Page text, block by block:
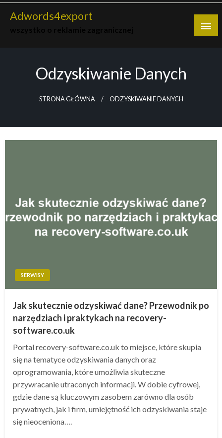
Skip
Adwords4export
Odzyskiwanie Danych
STRONA GŁÓWNA ODZYSKIWANIE DANYCH
SERWISY
Jak skutecznie odzyskiwać dane? Przewodnik po
narzędziach i praktykach na recovery-
software.co.uk
Portal recovery-software.co.uk to miejsce, które skupia
się na tematyce odzyskiwania danych oraz
oprogramowania, które umożliwia skuteczne
przywracanie utraconych informacji. W dobie cyfrowej,
gdzie dane są kluczowym zasobem zarówno dla osób
prywatnych, jak i firm, umiejętność ich odzyskiwania staje
się nieoceniona….